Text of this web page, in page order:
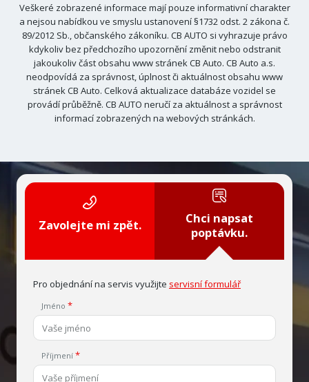
Veškeré zobrazené informace mají pouze informativní charakter
a nejsou nabídkou ve smyslu ustanovení §1732 odst. 2 zákona č.
89/2012 Sb., občanského zákoníku. CB AUTO si vyhrazuje právo
kdykoliv bez předchozího upozornění změnit nebo odstranit
jakoukoliv část obsahu www stránek CB Auto. CB Auto a.s.
neodpovídá za správnost, úplnost či aktuálnost obsahu www
stránek CB Auto. Celková aktualizace databáze vozidel se
provádí průběžně. CB AUTO neručí za aktuálnost a správnost
informací zobrazených na webových stránkách.
Zavolejte mi zpět.
Chci napsat
poptávku.
Pro objednání na servis využijte servisní formulář
Jméno
Příjmení